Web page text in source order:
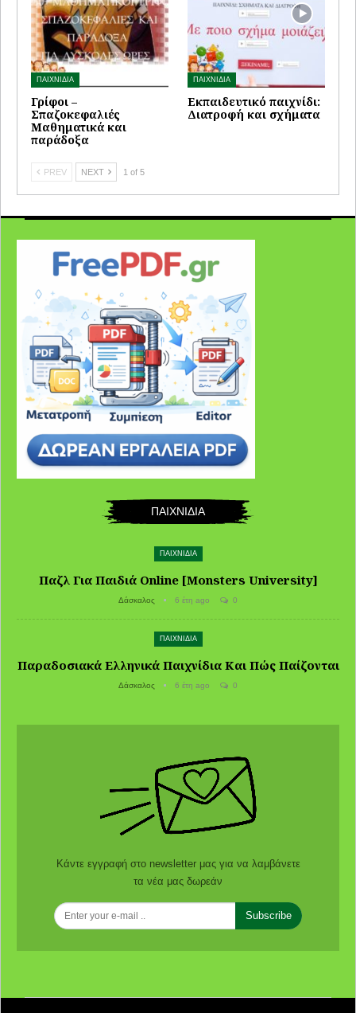
ΠΑΙΧΝΙΔΙΑ
Γρίφοι –
Σπαζοκεφαλιές
Μαθηματικά και
παράδοξα
ΠΑΙΧΝΙΔΙΑ
Εκπαιδευτικό παιχνίδι:
Διατροφή και σχήματα
PREV NEXT 1 of 5
ΠΑΙΧΝΙΔΙΑ
ΠΑΙΧΝΙΔΙΑ
Παζλ Για Παιδιά Online [Monsters University]
Δάσκαλος 6 έτη ago 0
ΠΑΙΧΝΙΔΙΑ
Παραδοσιακά Ελληνικά Παιχνίδια Και Πώς Παίζονται
Δάσκαλος 6 έτη ago 0
Κάντε εγγραφή στο newsletter μας για να λαμβάνετε
τα νέα μας δωρεάν
Subscribe